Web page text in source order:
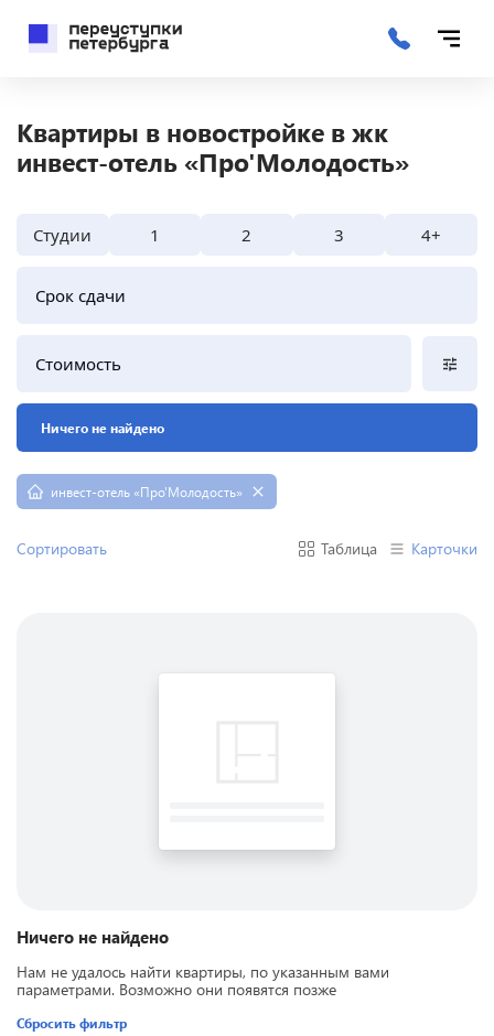
Квартиры в новостройке в жк
инвест-отель «Про'Молодость»
Студии 1 2 3 4+
Срок сдачи
Стоимость
Ничего не найдено
инвест-отель «Про'Молодость»
Сортировать Таблица Карточки
Ничего не найдено
Нам не удалось найти квартиры, по указанным вами
параметрами. Возможно они появятся позже
Сбросить фильтр